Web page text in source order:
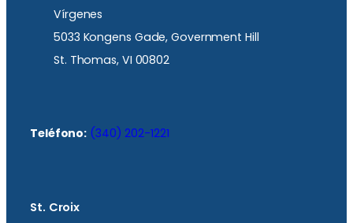
Vírgenes
5033 Kongens Gade, Government Hill
St. Thomas, VI 00802
Teléfono: (340) 202-1221
St. Croix